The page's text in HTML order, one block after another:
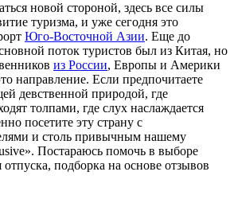
новой стороной, здесь все силы
туризма, и уже сегодня это
Юго-Восточной Азии. Еще до
поток туристов был из Китая, но
из России, Европы и Америки
направление. Если предпочитаете
девственной природой, где
толпами, где слух наслаждается
посетите эту страну с
и столь привычным нашему
Постараюсь помочь в выборе
отпуска, подборка на основе отзывов